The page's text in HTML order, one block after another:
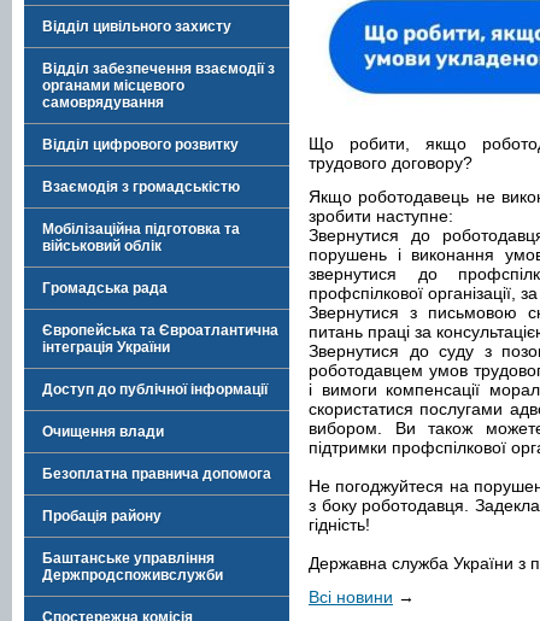
Відділ цивільного захисту
Відділ забезпечення взаємодії з
органами місцевого
самоврядування
Відділ цифрового розвитку
Взаємодія з громадськістю
Мобілізаційна підготовка та
військовий облік
Громадська рада
Європейська та Євроатлантична
інтеграція України
Доступ до публічної інформації
Очищення влади
Безоплатна правнича допомога
Пробація району
Баштанське управління
Держпродспоживслужби
Спостережна комісія
Що робити, якщо
трудового договору?
Якщо роботодавець не
зробити наступне:
Звернутися до
порушень і виконання
звернутися до
профспілкової організації,
Звернутися з письмовою
питань праці за
Звернутися до суду з
роботодавцем умов
і вимоги компенсації
скористатися послугами
вибором. Ви також
підтримки профспілкової
Не погоджуйтеся на
з боку роботодавця.
гідність!
Державна служба України з
Всі новини →